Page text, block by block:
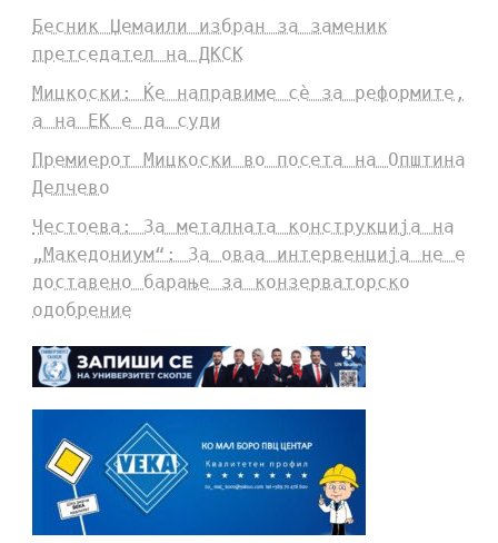
Бесник Џемаили избран за заменик
претседател на ДКСК
Мицкоски: Ќе направиме сè за реформите,
а на ЕК е да суди
Премиерот Мицкоски во посета на Општина
Делчево
Честоева: За металната конструкција на
„Македониум“: За оваа интервенција не е
доставено барање за конзерваторско
одобрение